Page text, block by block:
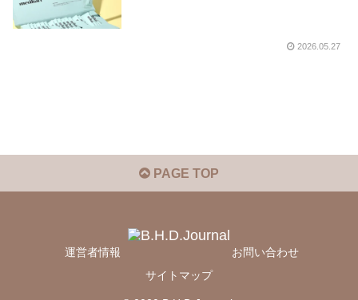
2026.05.27
PAGE TOP
運営者情報
お問い合わせ
サイトマップ